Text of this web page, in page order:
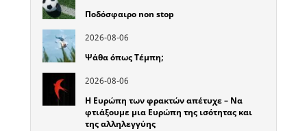
Ποδόσφαιρο non stop
2026-08-06
Ψάθα όπως Τέμπη;
2026-08-06
Η Ευρώπη των φρακτών απέτυχε – Να
φτιάξουμε μια Ευρώπη της ισότητας και
της αλληλεγγύης